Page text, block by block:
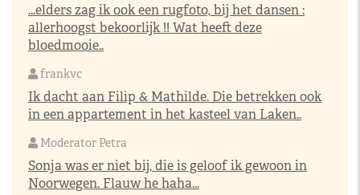
...elders zag ik ook een rugfoto, bij het dansen :
allerhoogst bekoorlijk !! Wat heeft deze
bloedmooie..
frankvc
Ik dacht aan Filip & Mathilde. Die betrekken ook
in een appartement in het kasteel van Laken..
Moderator Petra
Sonja was er niet bij, die is geloof ik gewoon in
Noorwegen. Flauw he haha...